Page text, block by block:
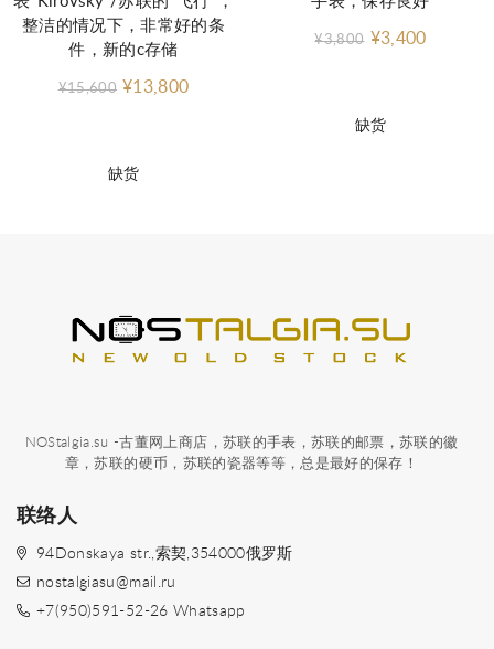
缺货
整洁的情况下，非常好的条
件，新的c存储
¥15,600 ¥13,800
缺货
¥3,800 ¥3,400
NOStalgia.su -古董网上商店，苏联的手表，苏联的邮票，苏联的徽
章，苏联的硬币，苏联的瓷器等等，总是最好的保存！
联络人
94Donskaya str.,索契,354000俄罗斯
nostalgiasu@mail.ru
+7(950)591-52-26 Whatsapp